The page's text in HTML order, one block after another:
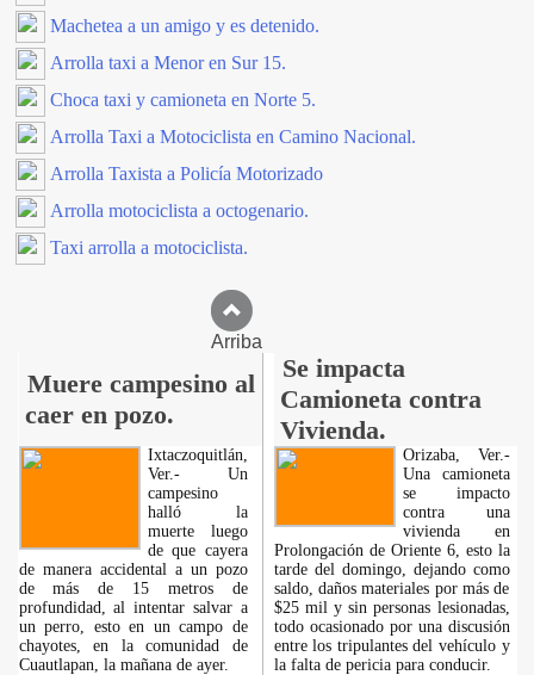
Machetea a un amigo y es detenido.
Arrolla taxi a Menor en Sur 15.
Choca taxi y camioneta en Norte 5.
Arrolla Taxi a Motociclista en Camino Nacional.
Arrolla Taxista a Policía Motorizado
Arrolla motociclista a octogenario.
Taxi arrolla a motociclista.
Arriba
Muere campesino al
caer en pozo.
Se impacta
Camioneta contra
Vivienda.
Ixtaczoquitlán,
Ver.- Un
campesino
halló la
muerte luego
de que cayera
de manera accidental a un pozo
de más de 15 metros de
profundidad, al intentar salvar a
un perro, esto en un campo de
chayotes, en la comunidad de
Cuautlapan, la mañana de ayer.
Orizaba, Ver.-
Una camioneta
se impacto
contra una
vivienda en
Prolongación de Oriente 6, esto la
tarde del domingo, dejando como
saldo, daños materiales por más de
$25 mil y sin personas lesionadas,
todo ocasionado por una discusión
entre los tripulantes del vehículo y
la falta de pericia para conducir.